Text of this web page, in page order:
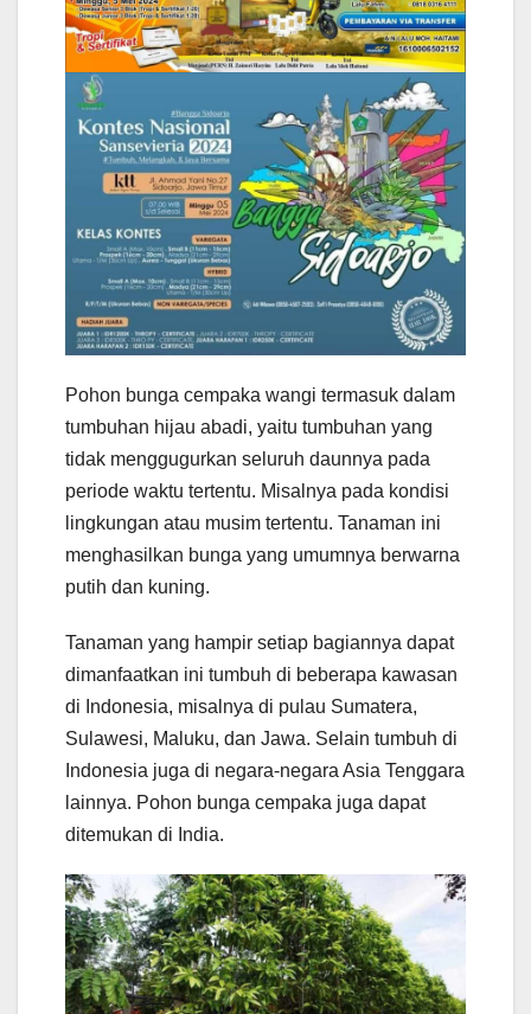
Pohon bunga cempaka wangi termasuk dalam
tumbuhan hijau abadi, yaitu tumbuhan yang
tidak menggugurkan seluruh daunnya pada
periode waktu tertentu. Misalnya pada kondisi
lingkungan atau musim tertentu. Tanaman ini
menghasilkan bunga yang umumnya berwarna
putih dan kuning.
Tanaman yang hampir setiap bagiannya dapat
dimanfaatkan ini tumbuh di beberapa kawasan
di Indonesia, misalnya di pulau Sumatera,
Sulawesi, Maluku, dan Jawa. Selain tumbuh di
Indonesia juga di negara-negara Asia Tenggara
lainnya. Pohon bunga cempaka juga dapat
ditemukan di India.